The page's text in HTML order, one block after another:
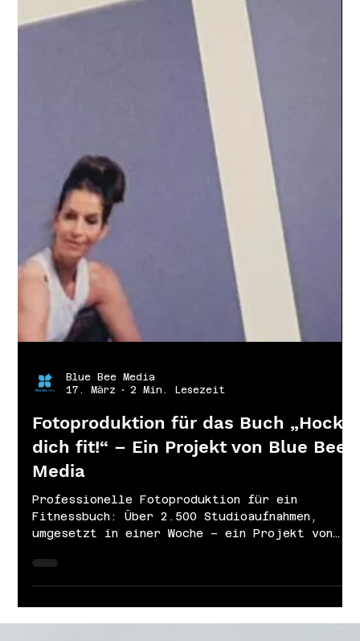
17. März
2 Min. Lesezeit
Fotoproduktion für das Buch „Hock
dich fit!“ – Ein Projekt von Blue Bee
Media
Professionelle Fotoproduktion für ein
umgesetzt in einer Woche – ein Projekt von